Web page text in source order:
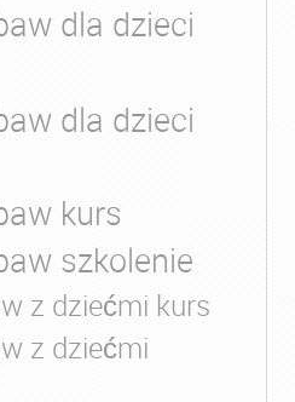
dla dzieci
dla dzieci
kurs
szkolenie
z dziećmi kurs
z dziećmi